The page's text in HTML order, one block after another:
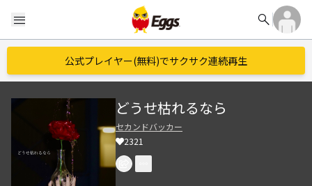
menu search
公式プレイヤー(無料)でサクサク連続再生
どうせ枯れるなら
セカンドバッカー
2321